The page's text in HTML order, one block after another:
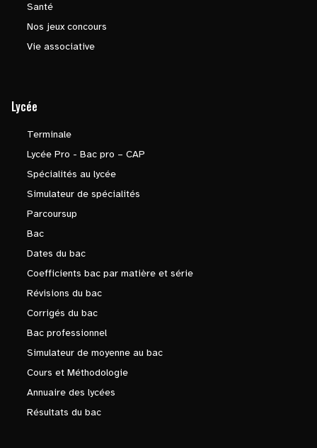
Santé
Nos jeux concours
Vie associative
Lycée
Terminale
Lycée Pro - Bac pro – CAP
Spécialités au lycée
Simulateur de spécialités
Parcoursup
Bac
Dates du bac
Coefficients bac par matière et série
Révisions du bac
Corrigés du bac
Bac professionnel
Simulateur de moyenne au bac
Cours et Méthodologie
Annuaire des lycées
Résultats du bac